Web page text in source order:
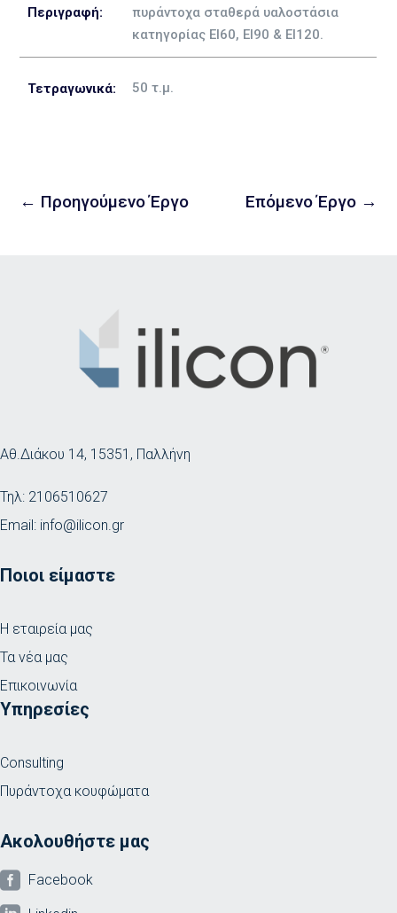
Περιγραφή:
πυράντοχα σταθερά υαλοστάσια
κατηγορίας EI60, ΕΙ90 & ΕΙ120.
Τετραγωνικά: 50 τ.μ.
← Προηγούμενο Έργο Επόμενο Έργο→
Αθ.Διάκου 14, 15351, Παλλήνη
Τηλ: 2106510627
Email: info@ilicon.gr
Ποιοι είμαστε
Η εταιρεία μας
Τα νέα μας
Επικοινωνία
Υπηρεσίες
Consulting
Πυράντοχα κουφώματα
Ακολουθήστε μας
 Facebook